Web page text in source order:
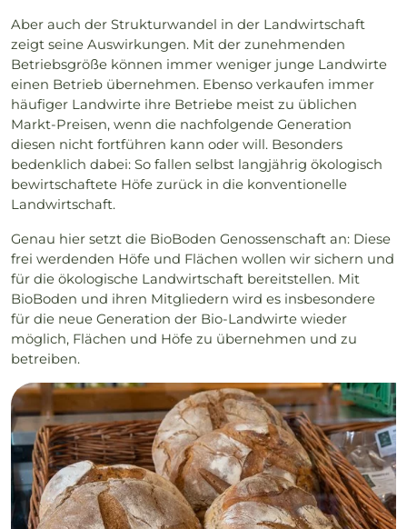
Aber auch der Strukturwandel in der Landwirtschaft
zeigt seine Auswirkungen. Mit der zunehmenden
Betriebsgröße können immer weniger junge Landwirte
einen Betrieb übernehmen. Ebenso verkaufen immer
häufiger Landwirte ihre Betriebe meist zu üblichen
Markt-Preisen, wenn die nachfolgende Generation
diesen nicht fortführen kann oder will. Besonders
bedenklich dabei: So fallen selbst langjährig ökologisch
bewirtschaftete Höfe zurück in die konventionelle
Landwirtschaft.
Genau hier setzt die BioBoden Genossenschaft an: Diese
frei werdenden Höfe und Flächen wollen wir sichern und
für die ökologische Landwirtschaft bereitstellen. Mit
BioBoden und ihren Mitgliedern wird es insbesondere
für die neue Generation der Bio-Landwirte wieder
möglich, Flächen und Höfe zu übernehmen und zu
betreiben.